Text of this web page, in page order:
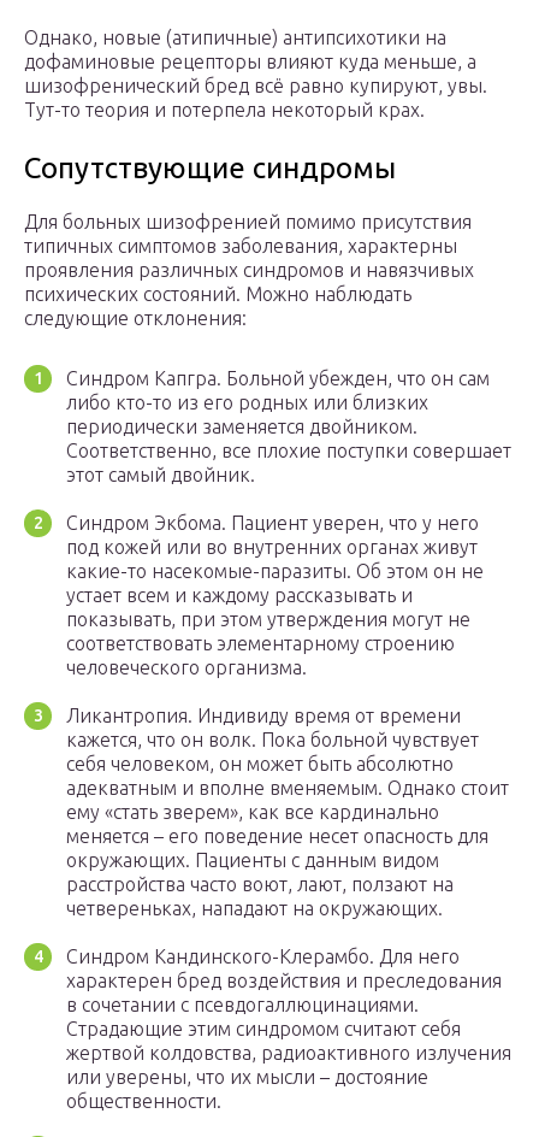
Однако, новые (атипичные) антипсихотики на
дофаминовые рецепторы влияют куда меньше, а
шизофренический бред всё равно купируют, увы.
Тут-то теория и потерпела некоторый крах.
Сопутствующие синдромы
Для больных шизофренией помимо присутствия
типичных симптомов заболевания, характерны
проявления различных синдромов и навязчивых
психических состояний. Можно наблюдать
следующие отклонения:
Синдром Капгра. Больной убежден, что он сам
либо кто-то из его родных или близких
периодически заменяется двойником.
Соответственно, все плохие поступки совершает
этот самый двойник.
Синдром Экбома. Пациент уверен, что у него
под кожей или во внутренних органах живут
какие-то насекомые-паразиты. Об этом он не
устает всем и каждому рассказывать и
показывать, при этом утверждения могут не
соответствовать элементарному строению
человеческого организма.
Ликантропия. Индивиду время от времени
кажется, что он волк. Пока больной чувствует
себя человеком, он может быть абсолютно
адекватным и вполне вменяемым. Однако стоит
ему «стать зверем», как все кардинально
меняется – его поведение несет опасность для
окружающих. Пациенты с данным видом
расстройства часто воют, лают, ползают на
четвереньках, нападают на окружающих.
Синдром Кандинского-Клерамбо. Для него
характерен бред воздействия и преследования
в сочетании с псевдогаллюцинациями.
Страдающие этим синдромом считают себя
жертвой колдовства, радиоактивного излучения
или уверены, что их мысли – достояние
общественности.